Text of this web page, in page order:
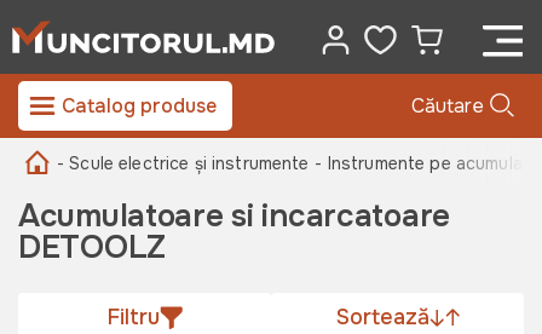
Catalog produse Căutare
- Scule electrice și instrumente - Instrumente pe
Acumulatoare si incarcatoare
DETOOLZ
Filtru Sortează